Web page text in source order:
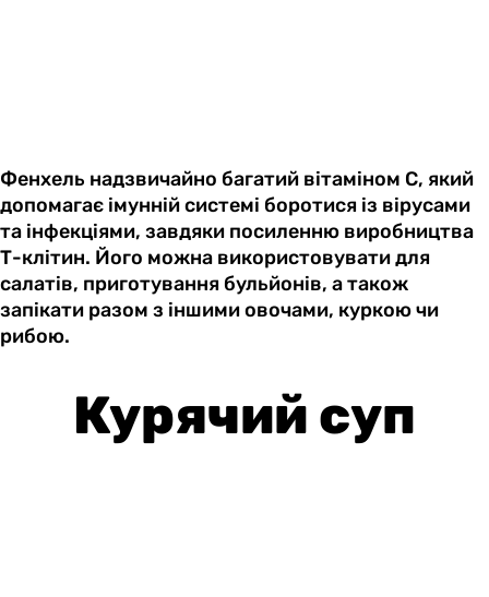
Фенхель надзвичайно багатий вітаміном С, який
допомагає імунній системі боротися із вірусами
та інфекціями, завдяки посиленню виробництва
Т-клітин. Його можна використовувати для
салатів, приготування бульйонів, а також
запікати разом з іншими овочами, куркою чи
рибою.
Курячий суп